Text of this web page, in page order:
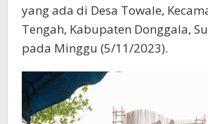
yang ada di Desa Towale,
Tengah, Kabupaten Donggala,
pada Minggu (5/11/2023).